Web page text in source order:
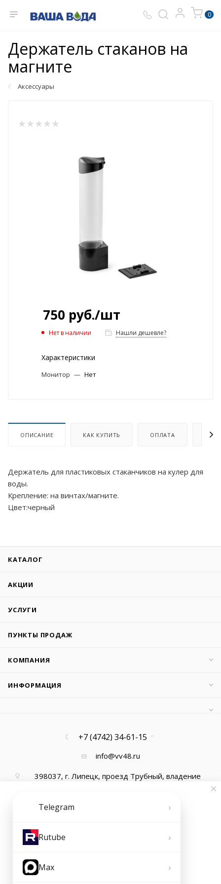
0
Держатель стаканов на
магните
Аксессуары
750 руб./шт
Нет в наличии Нашли дешевле?
Характеристики
Монитор — Нет
ОПИСАНИЕ КАК КУПИТЬ ОПЛАТА
Держатель для пластиковых стаканчиков на кулер для
воды.
Крепление: на винтах/магните.
Цвет:черный
КАТАЛОГ
АКЦИИ
УСЛУГИ
ПУНКТЫ ПРОДАЖ
КОМПАНИЯ
ИНФОРМАЦИЯ
+7 (4742) 34-61-15
info@vv48.ru
398037, г. Липецк, проезд Трубный, владение
Telegram ›
Rutube ›
Max ›